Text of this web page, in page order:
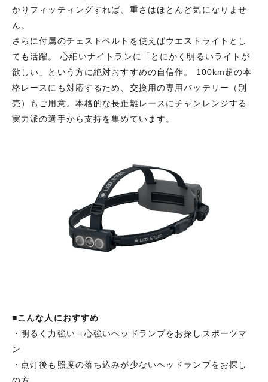
かりフィッティングすれば、重さはほとんど気になりませ
ん。
さらに付属のチェストベルトを使えばウエストライトとし
ても活躍。 心細いナイトランに「とにかく明るいライトが
欲しい」という方に絶対おすすめの自信作。 100km超の本
格レースにも対応するため、交換用の専用バッテリー（別
売）もご用意。本格的な長距離レースにチャンレンジする
実力派の選手から支持を集めています。
■こんな人におすすめ
・明るく力強い＝心強いヘッドランプをお探しスポーツマ
ン
・点灯後も照度の落ち込みが少ないヘッドランプをお探し